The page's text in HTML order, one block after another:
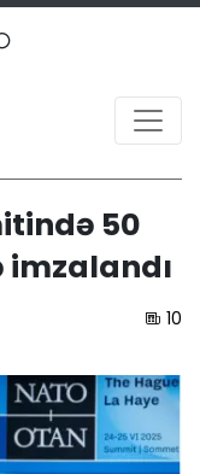
50
10